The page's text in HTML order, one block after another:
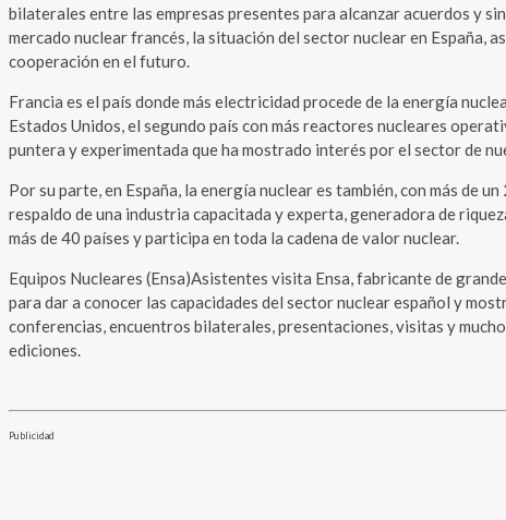
bilaterales entre las empresas presentes para alcanzar acuerdos y
mercado nuclear francés, la situación del sector nuclear en España,
cooperación en el futuro.
Francia es el país donde más electricidad procede de la energía
Estados Unidos, el segundo país con más reactores nucleares
puntera y experimentada que ha mostrado interés por el sector de
Por su parte, en España, la energía nuclear es también, con más de
respaldo de una industria capacitada y experta, generadora de
más de 40 países y participa en toda la cadena de valor nuclear.
Equipos Nucleares (Ensa)Asistentes visita Ensa, fabricante de
para dar a conocer las capacidades del sector nuclear español y
conferencias, encuentros bilaterales, presentaciones, visitas y
ediciones.
Publicidad